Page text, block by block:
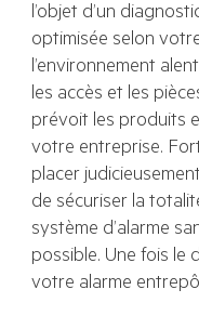
l’objet d’un
optimisée selon
l’environnement
les accès et les
prévoit les produits
votre entreprise.
placer
de sécuriser la
système d’alarme
possible. Une fois le
votre alarme